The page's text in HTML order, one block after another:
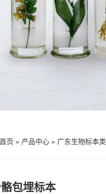
页 » 产品中心 » 广东生物标本类
包埋标本